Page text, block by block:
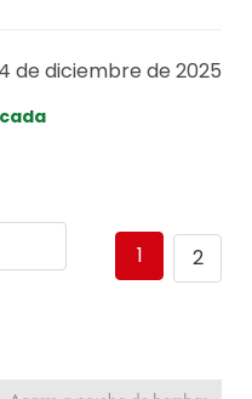
de diciembre de 2025
1 2